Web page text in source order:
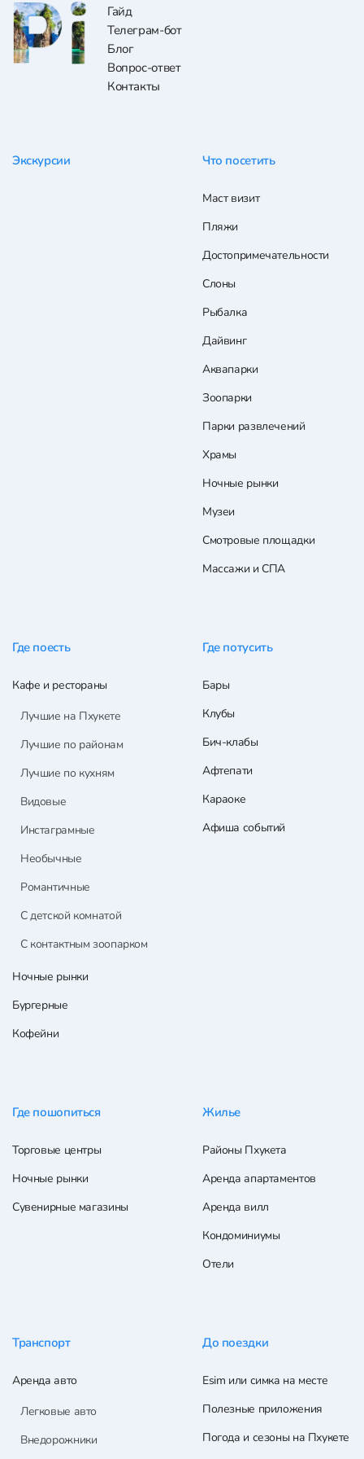
Гайд
Телеграм-бот
Блог
Вопрос-ответ
Контакты
Экскурсии Что посетить
Маст визит
Пляжи
Достопримечательности
Слоны
Рыбалка
Дайвинг
Аквапарки
Зоопарки
Парки развлечений
Храмы
Ночные рынки
Музеи
Смотровые площадки
Массажи и СПА
Где поесть
Кафе и рестораны
Лучшие на Пхукете
Лучшие по районам
Лучшие по кухням
Видовые
Инстаграмные
Необычные
Романтичные
С детской комнатой
С контактным зоопарком
Ночные рынки
Бургерные
Кофейни
Где потусить
Бары
Клубы
Бич-клабы
Афтепати
Караоке
Афиша событий
Где пошопиться
Торговые центры
Ночные рынки
Сувенирные магазины
Жилье
Районы Пхукета
Аренда апартаментов
Аренда вилл
Кондоминиумы
Отели
Транспорт
Аренда авто
Легковые авто
Внедорожники
До поездки
Esim или симка на месте
Полезные приложения
Погода и сезоны на Пхукете